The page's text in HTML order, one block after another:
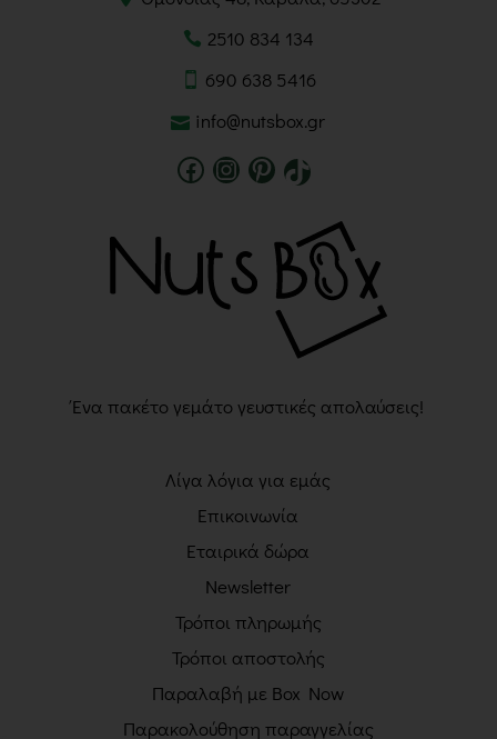
2510 834 134
690 638 5416
info@nutsbox.gr
Ένα πακέτο γεμάτο γευστικές απολαύσεις!
Λίγα λόγια για εμάς
Επικοινωνία
Εταιρικά δώρα
Newsletter
Τρόποι πληρωμής
Τρόποι αποστολής
Παραλαβή με Box Now
Παρακολούθηση παραγγελίας